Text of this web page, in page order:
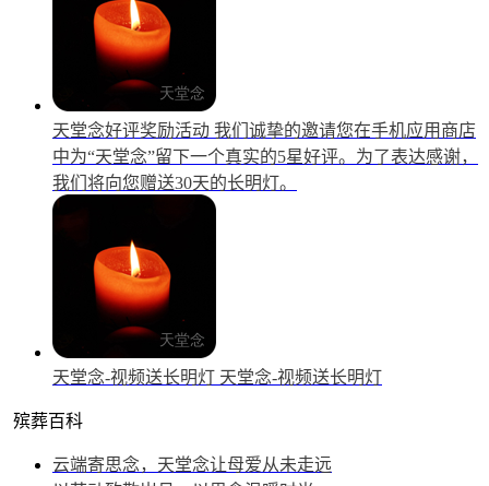
天堂念好评奖励活动 我们诚挚的邀请您在手机应用商店
中为“天堂念”留下一个真实的5星好评。为了表达感谢，
我们将向您赠送30天的长明灯。
天堂念-视频送长明灯 天堂念-视频送长明灯
殡葬百科
云端寄思念，天堂念让母爱从未走远